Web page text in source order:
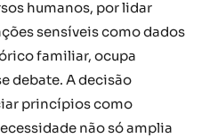
humanos, por lidar
sensíveis como dados
familiar, ocupa
debate. A decisão
princípios como
não só amplia